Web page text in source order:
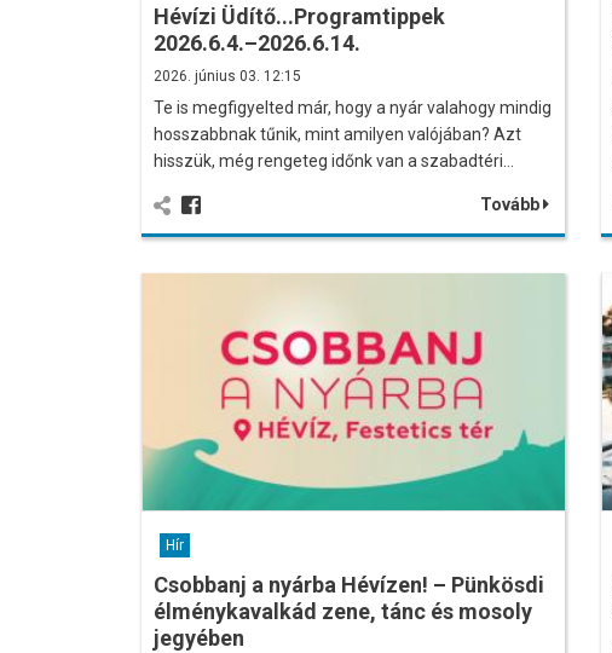
Hévízi Üdítő...Programtippek
2026.6.4.–2026.6.14.
2026. június 03. 12:15
Te is megfigyelted már, hogy a nyár valahogy mindig
hosszabbnak tűnik, mint amilyen valójában? Azt
hisszük, még rengeteg időnk van a szabadtéri…
Tovább
Hír
Csobbanj a nyárba Hévízen! – Pünkösdi
élménykavalkád zene, tánc és mosoly
jegyében